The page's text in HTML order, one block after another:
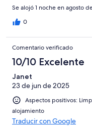
Se alojó 1 noche en agosto
0
Comentario verificado
10/10 Excelente
Janet
23 de jun de 2025
Aspectos positivos:
alojamiento
Traducir con Google